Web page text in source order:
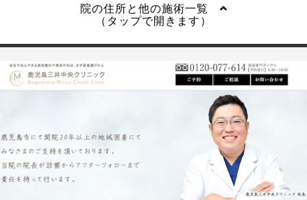
院の住所と他の施術一覧
（タップで開きます）